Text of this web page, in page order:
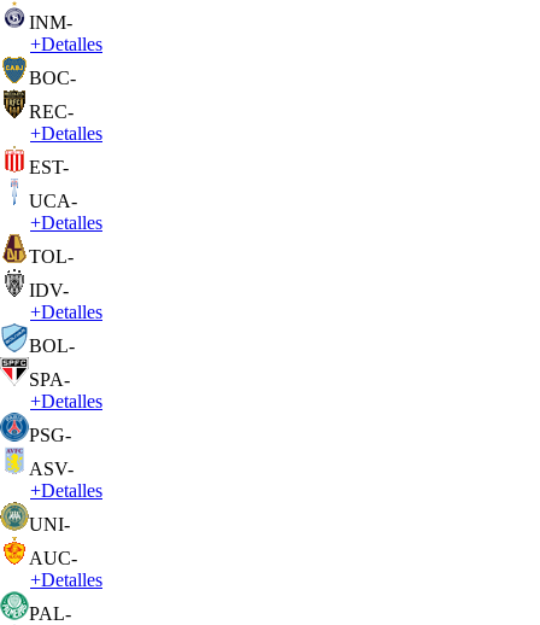
INM-
+Detalles
BOC-
REC-
+Detalles
EST-
UCA-
+Detalles
TOL-
IDV-
+Detalles
BOL-
SPA-
+Detalles
PSG-
ASV-
+Detalles
UNI-
AUC-
+Detalles
PAL-